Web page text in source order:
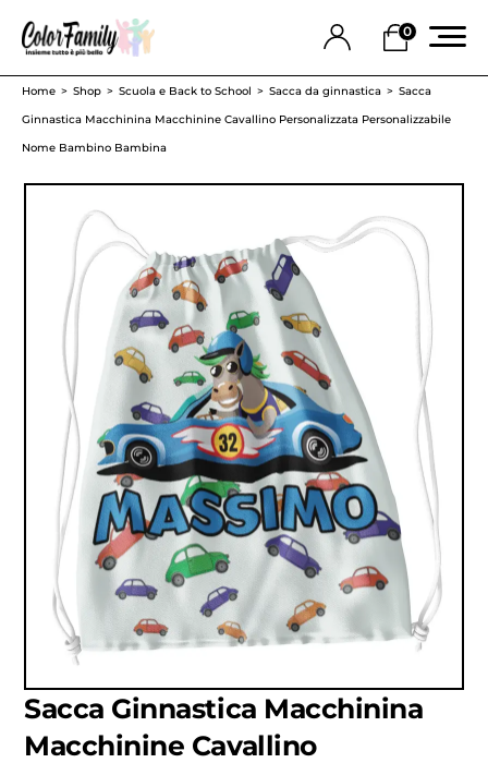
0
Home Shop Scuola e Back to School Sacca da ginnastica
Sacca
Ginnastica Macchinina Macchinine Cavallino Personalizzata Personalizzabile
Nome Bambino Bambina
Sacca Ginnastica Macchinina
Macchinine Cavallino